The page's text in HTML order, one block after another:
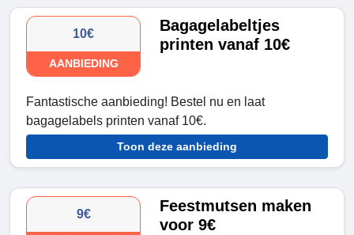
10€
AANBIEDING
Bagagelabeltjes
printen vanaf 10€
Fantastische aanbieding! Bestel nu en laat
bagagelabels printen vanaf 10€.
Toon deze aanbieding
9€
Feestmutsen maken
voor 9€